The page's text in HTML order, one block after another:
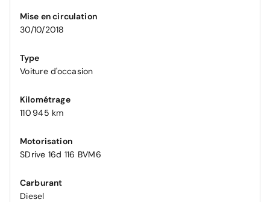
Mise en circulation
30/10/2018
Type
Voiture d'occasion
Kilométrage
110 945 km
Motorisation
SDrive 16d 116 BVM6
Carburant
Diesel